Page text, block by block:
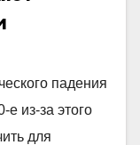
падения
из-за этого
для